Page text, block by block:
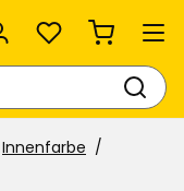
Favoriten
Innenfarbe